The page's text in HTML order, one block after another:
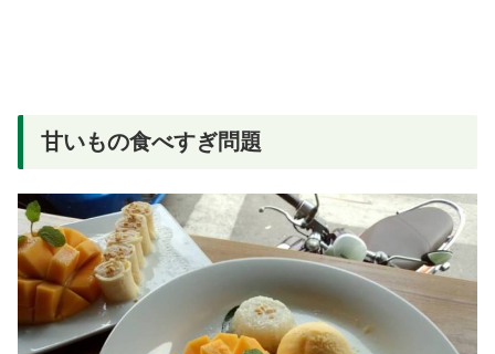
甘いもの食べすぎ問題